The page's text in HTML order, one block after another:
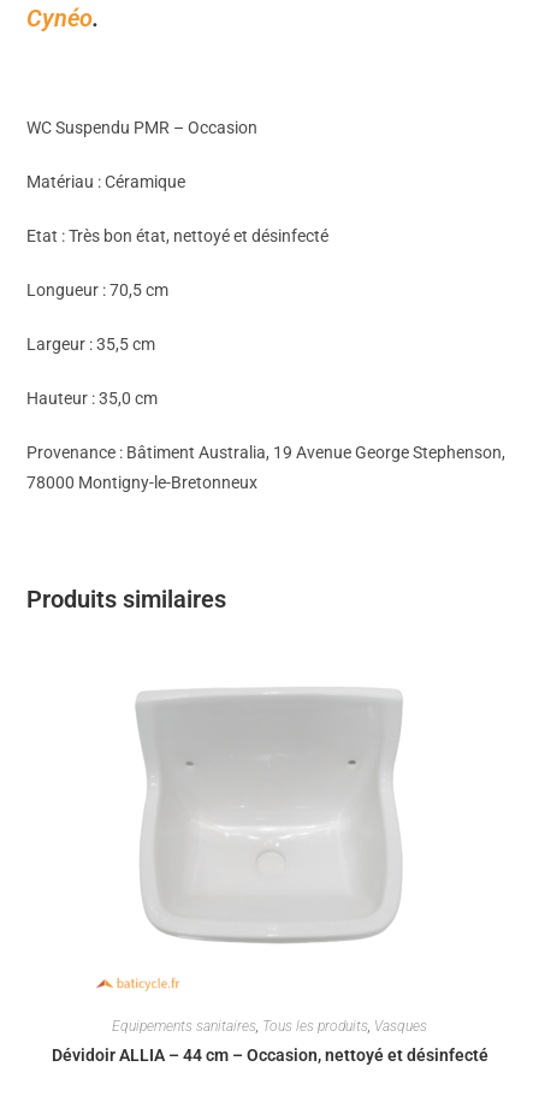
Cynéo.
WC Suspendu PMR – Occasion
Matériau : Céramique
Etat : Très bon état, nettoyé et désinfecté
Longueur : 70,5 cm
Largeur : 35,5 cm
Hauteur : 35,0 cm
Provenance : Bâtiment Australia, 19 Avenue George Stephenson,
78000 Montigny-le-Bretonneux
Produits similaires
Equipements sanitaires Tous les produits Vasques
Dévidoir ALLIA – 44 cm – Occasion, nettoyé et désinfecté